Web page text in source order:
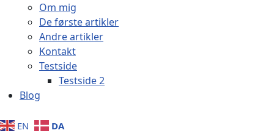
Om mig
De første artikler
Andre artikler
Kontakt
Testside
Testside 2
Blog
EN DA